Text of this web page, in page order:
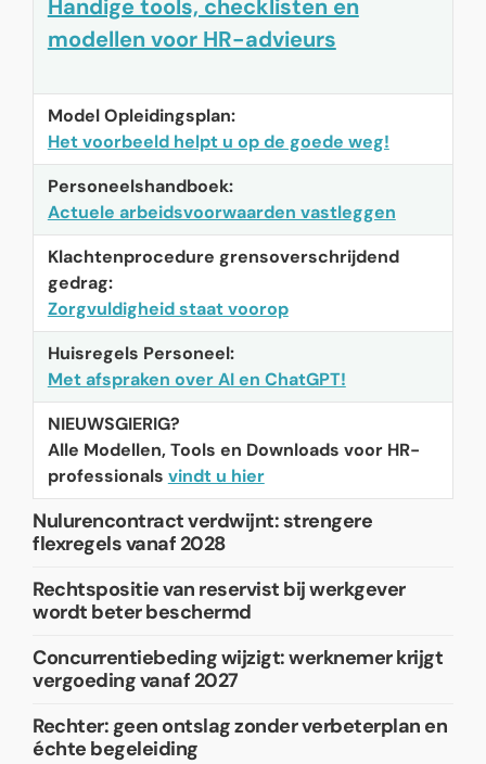
Handige tools, checklisten en
modellen voor HR-advieurs
Model Opleidingsplan:
Het voorbeeld helpt u op de goede weg!
Personeelshandboek:
Actuele arbeidsvoorwaarden vastleggen
Klachtenprocedure grensoverschrijdend
gedrag:
Zorgvuldigheid staat voorop
Huisregels Personeel:
Met afspraken over AI en ChatGPT!
NIEUWSGIERIG?
Alle Modellen, Tools en Downloads voor HR-
professionals vindt u hier
Nulurencontract verdwijnt: strengere
flexregels vanaf 2028
Rechtspositie van reservist bij werkgever
wordt beter beschermd
Concurrentiebeding wijzigt: werknemer krijgt
vergoeding vanaf 2027
Rechter: geen ontslag zonder verbeterplan en
échte begeleiding